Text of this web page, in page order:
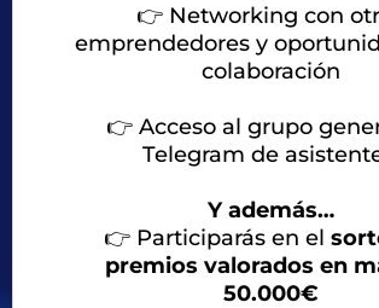
👉 Networking con
emprendedores y
colaboración
👉 Acceso al grupo
Telegram de
Y además…
👉 Participarás en el
premios valorados en
50.000€